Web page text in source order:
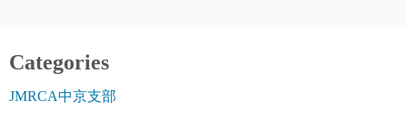
Categories
JMRCA中京支部